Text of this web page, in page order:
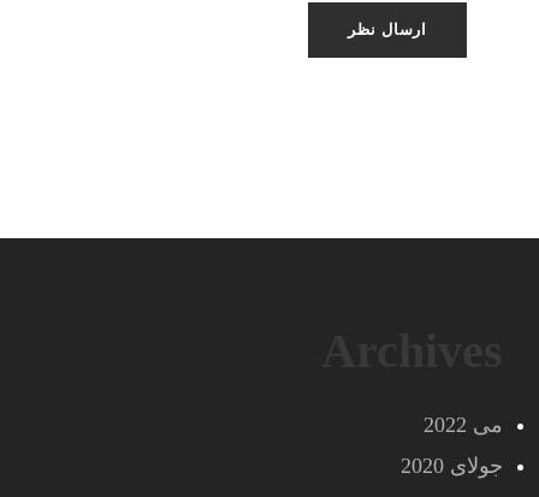
می 2022
جولای 2020